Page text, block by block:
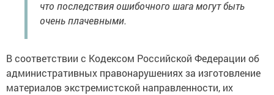
что последствия ошибочного шага могут быть
очень плачевными.
В соответствии с Кодексом Российской Федерации об
административных правонарушениях за изготовление
материалов экстремистской направленности, их